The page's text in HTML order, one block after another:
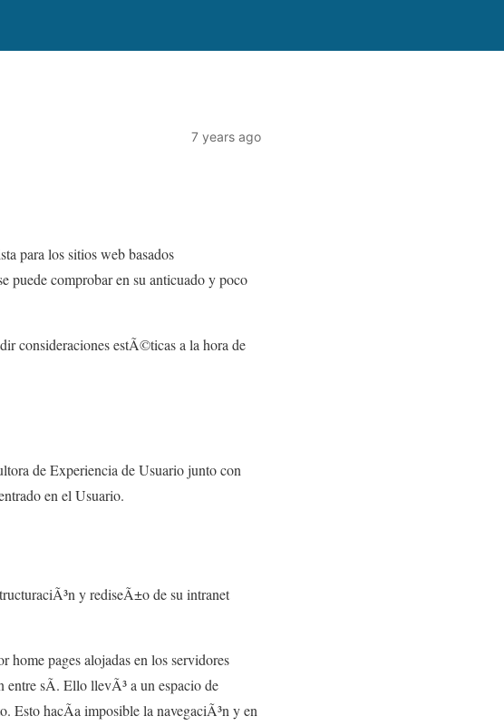
7 years ago
para los sitios web basados
puede comprobar en su anticuado y poco
consideraciones estÃ©ticas a la hora de
de Experiencia de Usuario junto con
en el Usuario.
y rediseÃ±o de su intranet
home pages alojadas en los servidores
entre sÃ­. Ello llevÃ³ a un espacio de
Esto hacÃ­a imposible la navegaciÃ³n y en